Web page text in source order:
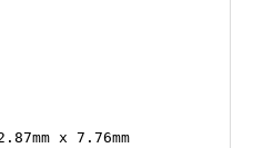
x 7.76mm